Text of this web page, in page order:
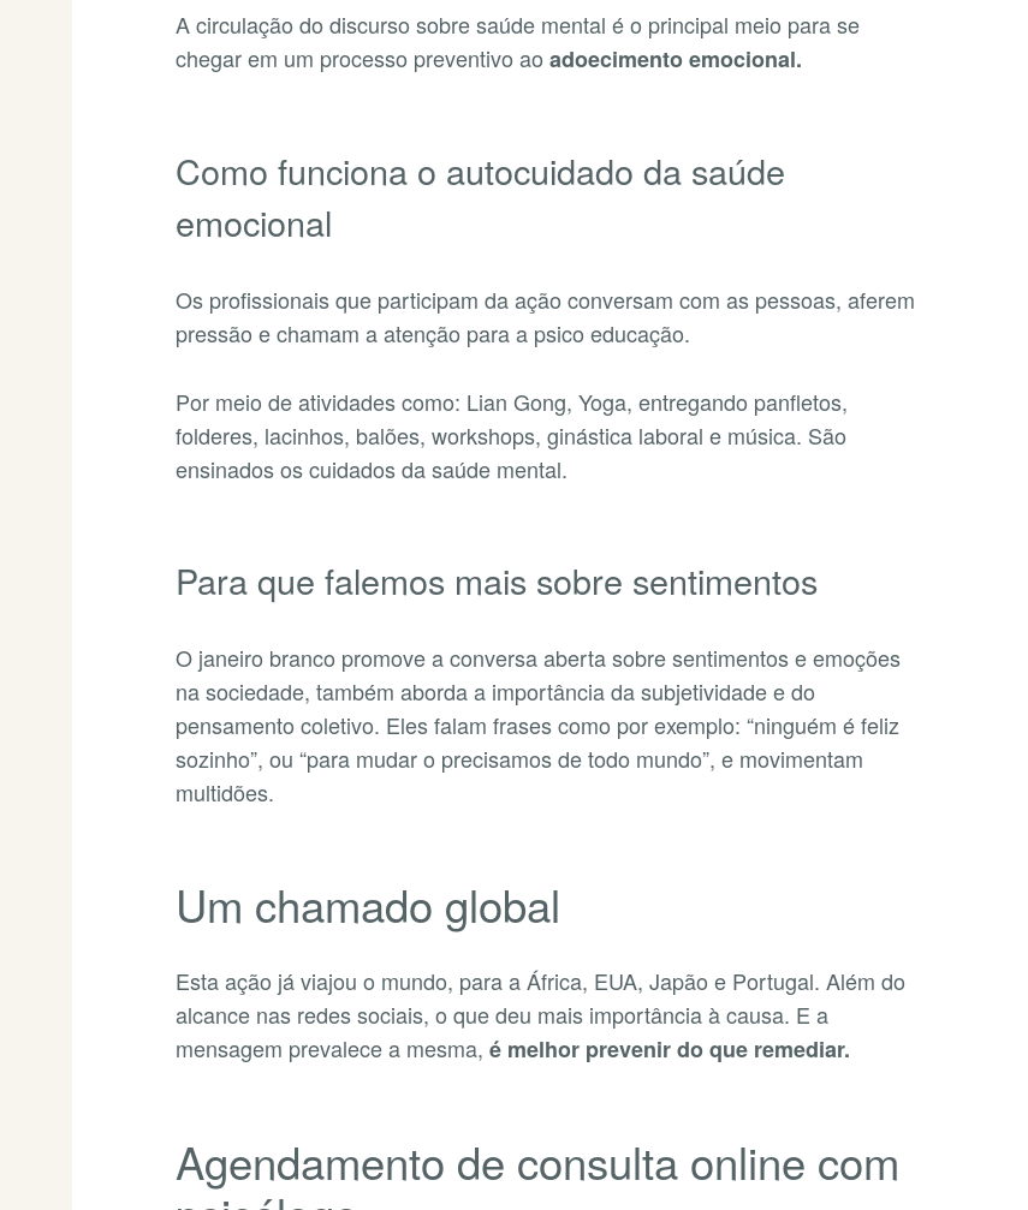
A circulação do discurso sobre saúde mental é o principal meio para se
chegar em um processo preventivo aoadoecimento emocional.
Como funciona o autocuidado da saúde
emocional
Os profissionais que participam da ação conversam com as pessoas, aferem
pressão e chamam a atenção para a psico educação.
Por meio de atividades como: Lian Gong, Yoga, entregando panfletos,
folderes, lacinhos, balões, workshops, ginástica laboral e música. São
ensinados os cuidados da saúde mental.
Para que falemos mais sobre sentimentos
O janeiro branco promove a conversa aberta sobre sentimentos e emoções
na sociedade, também aborda a importância da subjetividade e do
pensamento coletivo. Eles falam frases como por exemplo: “ninguém é feliz
sozinho”, ou “para mudar o precisamos de todo mundo”, e movimentam
multidões.
Um chamado global
Esta ação já viajou o mundo, para a África, EUA, Japão e Portugal. Além do
alcance nas redes sociais, o que deu mais importância à causa. E a
mensagem prevalece a mesma,é melhor prevenir do que remediar.
Agendamento de consulta online com